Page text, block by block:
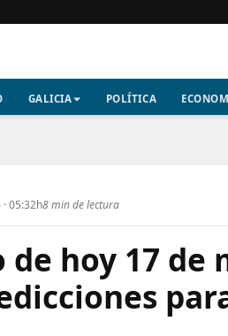
GALICIA POLÍTICA
05:32h8 min de lectura
de hoy 17 de